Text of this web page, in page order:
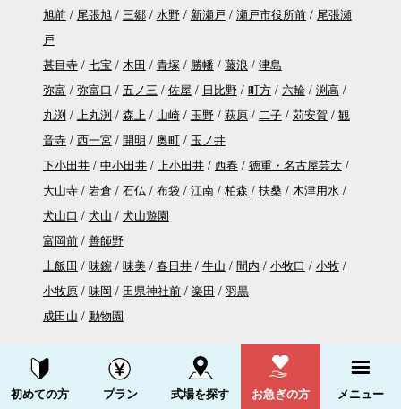
旭前
尾張旭 三郷 水野 新瀬戸 瀬戸市役所前
尾張瀬
戸
甚目寺
七宝 木田 青塚 勝幡 藤浪
津島
弥富
弥富口 五ノ三 佐屋 日比野 町方 六輪
渕高
丸渕
上丸渕 森上 山崎 玉野 萩原 二子 苅安賀
観
音寺
西一宮 開明 奥町
玉ノ井
下小田井
中小田井 上小田井 西春
徳重・名古屋芸大
大山寺
岩倉 石仏 布袋 江南 柏森 扶桑
木津用水
犬山口
犬山
犬山遊園
富岡前
善師野
上飯田
味鋺 味美 春日井 牛山 間内 小牧口
小牧
小牧原
味岡 田県神社前 楽田
羽黒
成田山
動物園
近畿日本鉄道
近鉄名古屋 米野 烏森 伏屋
鉄蟹江
富吉 佐古木 近鉄弥富
資料請求する 電話をかける
初めての方 プラン 式場を探す お急ぎの方 メニュー